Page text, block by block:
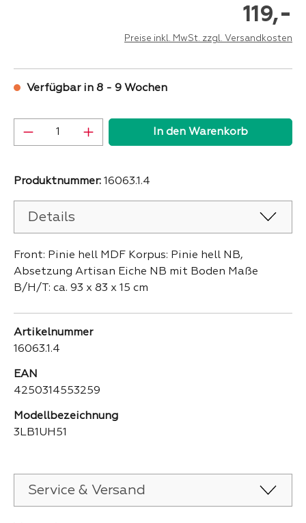
119,-
Preise inkl. MwSt. zzgl. Versandkosten
Verfügbar in 8 - 9 Wochen
Produkt Anzahl: Gib den gewünschten
In den Warenkorb
Produktnummer: 16063.1.4
Details
Front: Pinie hell MDF Korpus: Pinie hell NB,
Absetzung Artisan Eiche NB mit Boden Maße
B/H/T: ca. 93 x 83 x 15 cm
Artikelnummer
16063.1.4
EAN
4250314553259
Modellbezeichnung
3LB1UH51
Service & Versand